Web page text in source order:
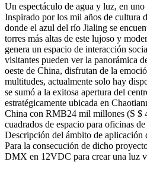
Un espectáculo de agua y luz, en
Inspirado por los mil años de cultura
donde el azul del río Jialing se
torres más altas de este lujoso y
genera un espacio de interacción
visitantes pueden ver la panorámica
oeste de China, disfrutan de la
multitudes, actualmente solo hay
se sumó a la exitosa apertura del
estratégicamente ubicada en
China con RMB24 mil millones (S $
cuadrados de espacio para oficinas
Descripción del ámbito de aplicación
Para la consecución de dicho
DMX en 12VDC para crear una luz